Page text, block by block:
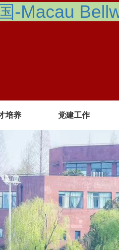
-Macau
培养 党建工作